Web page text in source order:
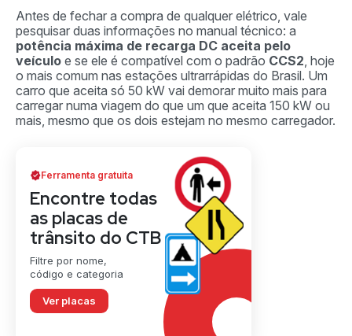
Antes de fechar a compra de qualquer elétrico, vale
pesquisar duas informações no manual técnico: a
potência máxima de recarga DC aceita pelo
veículo e se ele é compatível com o padrão CCS2, hoje
o mais comum nas estações ultrarrápidas do Brasil. Um
carro que aceita só 50 kW vai demorar muito mais para
carregar numa viagem do que um que aceita 150 kW ou
mais, mesmo que os dois estejam no mesmo carregador.
Ferramenta gratuita
Encontre todas
as placas de
trânsito do CTB
Filtre por nome,
código e categoria
Ver placas